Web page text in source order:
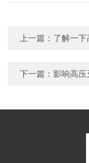
上一篇： 了解一
下一篇：影响高压